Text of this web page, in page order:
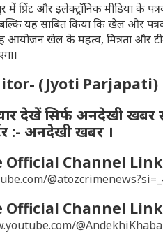
में प्रिंट और इलेक्ट्रॉनिक मीडिया के
यह साबित किया कि खेल और
आयोजन खेल के महत्व, मित्रता और
(Jyoti Parjapati)
देखें सिर्फ अनदेखी
:- अनदेखी खबर ।
Official Channel
Official Channel